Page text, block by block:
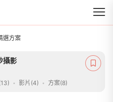
市集
選方案
攝影
影片(4) 方案(8)